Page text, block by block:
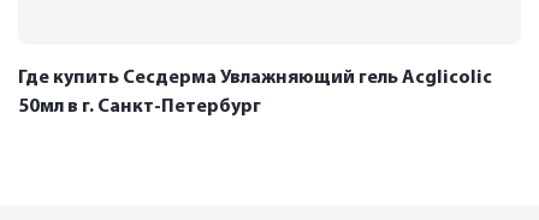
Где купить Сесдерма Увлажняющий гель Acglicolic
50мл в г. Санкт-Петербург